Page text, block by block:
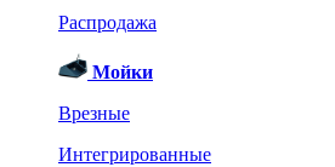
Распродажа
Мойки
Врезные
Интегрированные